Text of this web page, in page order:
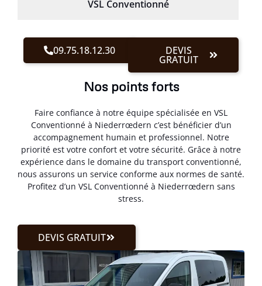
VSL Conventionné
09.75.18.12.30 DEVIS
GRATUIT
Nos points forts
Faire confiance à notre équipe spécialisée en VSL
Conventionné à Niederrœdern c’est bénéficier d’un
accompagnement humain et professionnel. Notre
priorité est votre confort et votre sécurité. Grâce à notre
expérience dans le domaine du transport conventionné,
nous assurons un service conforme aux normes de santé.
Profitez d’un VSL Conventionné à Niederrœdern sans
stress.
DEVIS GRATUIT